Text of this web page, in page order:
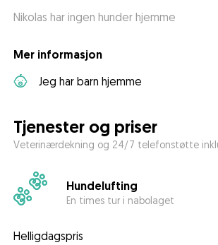
Nikolas har ingen hunder hjemme
Mer informasjon
Jeg har barn hjemme
Tjenester og priser
Veterinærdekning og 24/7 telefonstøtte
Hundelufting
En times tur i nabolaget
Helligdagspris